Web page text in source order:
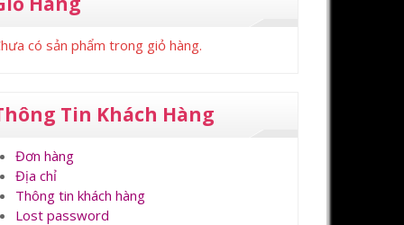
có sản phẩm trong giỏ hàng.
Tin Khách Hàng
Đơn hàng
Địa chỉ
Thông tin khách hàng
Lost password